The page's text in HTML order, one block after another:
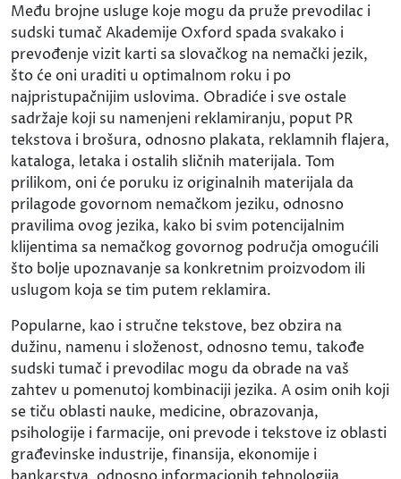
Među brojne usluge koje mogu da pruže prevodilac i
sudski tumač Akademije Oxford spada svakako i
prevođenje vizit karti sa slovačkog na nemački jezik,
što će oni uraditi u optimalnom roku i po
najpristupačnijim uslovima. Obradiće i sve ostale
sadržaje koji su namenjeni reklamiranju, poput PR
tekstova i brošura, odnosno plakata, reklamnih flajera,
kataloga, letaka i ostalih sličnih materijala. Tom
prilikom, oni će poruku iz originalnih materijala da
prilagode govornom nemačkom jeziku, odnosno
pravilima ovog jezika, kako bi svim potencijalnim
klijentima sa nemačkog govornog područja omogućili
što bolje upoznavanje sa konkretnim proizvodom ili
uslugom koja se tim putem reklamira.
Popularne, kao i stručne tekstove, bez obzira na
dužinu, namenu i složenost, odnosno temu, takođe
sudski tumač i prevodilac mogu da obrade na vaš
zahtev u pomenutoj kombinaciji jezika. A osim onih koji
se tiču oblasti nauke, medicine, obrazovanja,
psihologije i farmacije, oni prevode i tekstove iz oblasti
građevinske industrije, finansija, ekonomije i